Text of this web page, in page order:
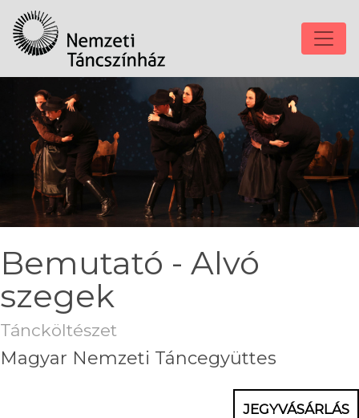
Bemutató - Alvó
szegek
Táncköltészet
Magyar Nemzeti Táncegyüttes
JEGYVÁSÁRLÁS